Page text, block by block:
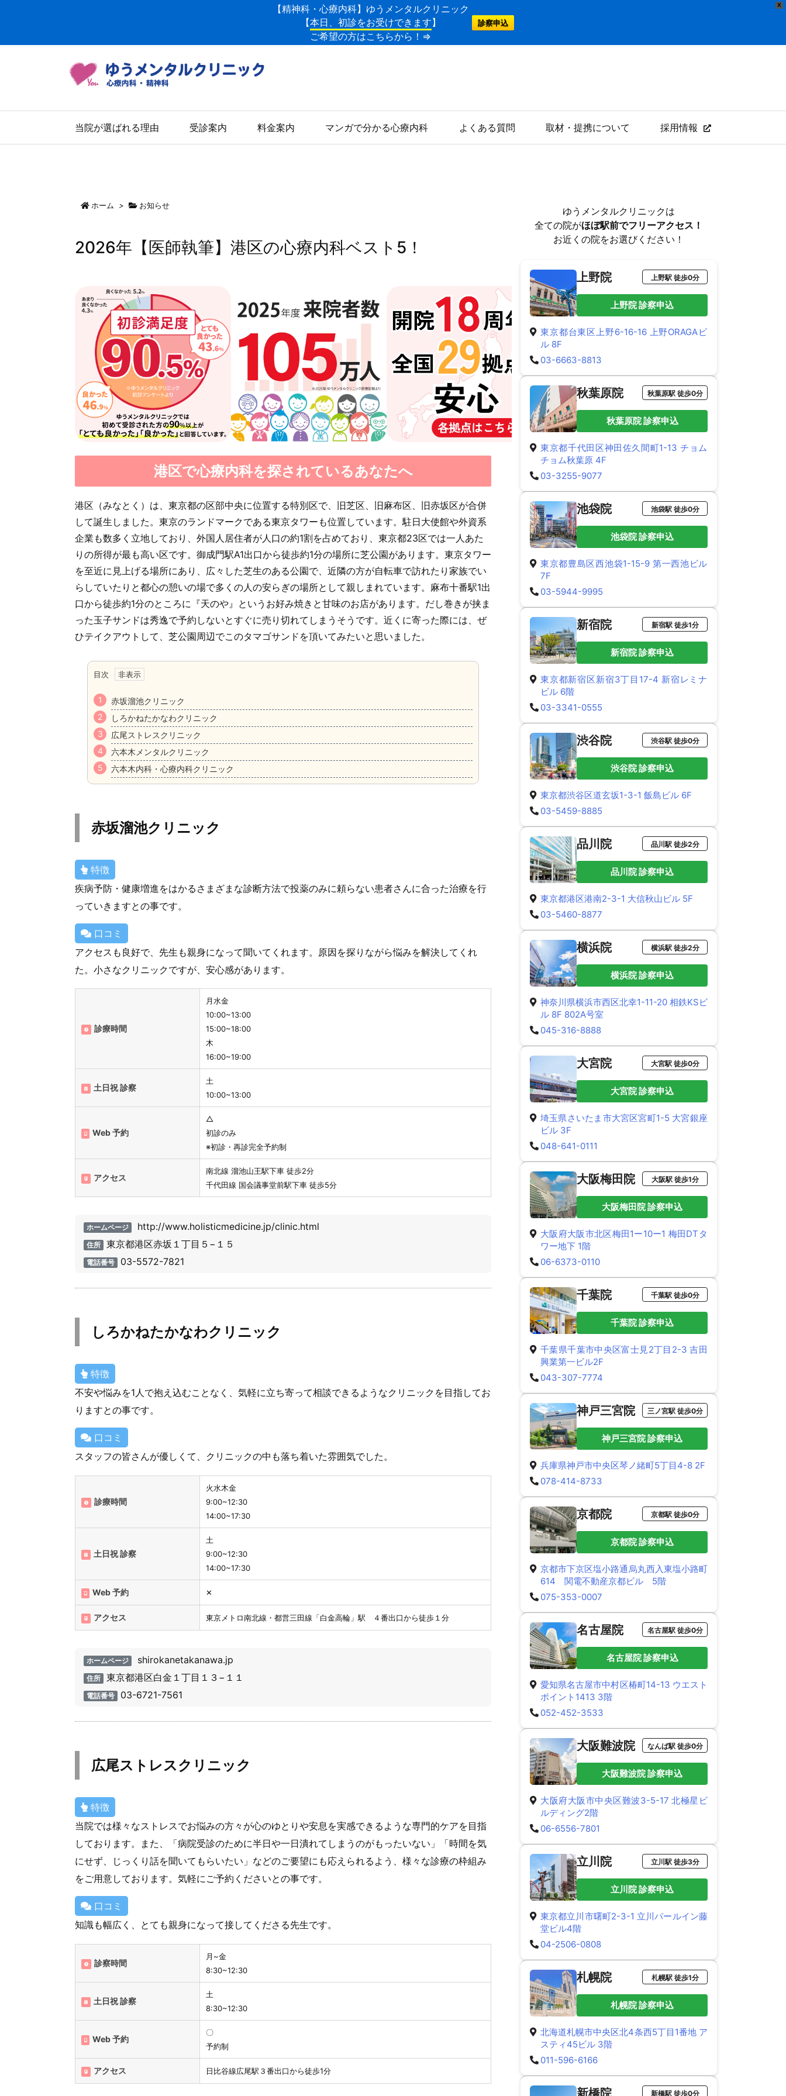
X
【精神科・心療内科】ゆうメンタルクリニック
【本日、初診をお受けできます】
ご希望の方はこちらから！⇒
診察申込
当院が選ばれる理由 受診案内 料金案内 マンガで分かる心療内科 よくある質問 取材・提携について 採用情報
ホーム > お知らせ
2026年【医師執筆】港区の心療内科ベスト5！
港区で心療内科を探されているあなたへ
港区（みなとく）は、東京都の区部中央に位置する特別区で、旧芝区、旧麻布区、旧赤坂区が合併
して誕生しました。東京のランドマークである東京タワーも位置しています。駐日大使館や外資系
企業も数多く立地しており、外国人居住者が人口の約1割を占めており、東京都23区では一人あた
りの所得が最も高い区です。御成門駅A1出口から徒歩約1分の場所に芝公園があります。東京タワー
を至近に見上げる場所にあり、広々した芝生のある公園で、近隣の方が自転車で訪れたり家族でい
らしていたりと都心の憩いの場で多くの人の安らぎの場所として親しまれています。麻布十番駅1出
口から徒歩約1分のところに『天のや』というお好み焼きと甘味のお店があります。だし巻きが挟ま
った玉子サンドは秀逸で予約しないとすぐに売り切れてしまうそうです。近くに寄った際には、ぜ
ひテイクアウトして、芝公園周辺でこのタマゴサンドを頂いてみたいと思いました。
目次
赤坂溜池クリニック
しろかねたかなわクリニック
広尾ストレスクリニック
六本木メンタルクリニック
六本木内科・心療内科クリニック
赤坂溜池クリニック
特徴
疾病予防・健康増進をはかるさまざまな診断方法で投薬のみに頼らない患者さんに合った治療を行
っていきますとの事です。
口コミ
アクセスも良好で、先生も親身になって聞いてくれます。原因を探りながら悩みを解決してくれ
た。小さなクリニックですが、安心感があります。
診療時間
月水金
10:00~13:00
15:00~18:00
木
16:00~19:00
土日祝 診察
土
10:00~13:00
Web 予約
△
初診のみ
※初診・再診完全予約制
アクセス
南北線 溜池山王駅下車 徒歩2分
千代田線 国会議事堂前駅下車 徒歩5分
ホームページ http://www.holisticmedicine.jp/clinic.html
住所 東京都港区赤坂１丁目５−１５
電話番号 03-5572-7821
しろかねたかなわクリニック
特徴
不安や悩みを1人で抱え込むことなく、気軽に立ち寄って相談できるようなクリニックを目指してお
りますとの事です。
口コミ
スタッフの皆さんが優しくて、クリニックの中も落ち着いた雰囲気でした。
診療時間
火水木金
9:00~12:30
14:00~17:30
土日祝 診察
土
9:00~12:30
14:00~17:30
Web 予約 ✕
アクセス 東京メトロ南北線・都営三田線「白金高輪」駅 ４番出口から徒歩１分
ホームページ shirokanetakanawa.jp
住所 東京都港区白金１丁目１３−１１
電話番号 03-6721-7561
広尾ストレスクリニック
特徴
当院では様々なストレスでお悩みの方々が心のゆとりや安息を実感できるような専門的ケアを目指
しております。また、「病院受診のために半日や一日潰れてしまうのがもったいない」「時間を気
にせず、じっくり話を聞いてもらいたい」などのご要望にも応えられるよう、様々な診療の枠組み
をご用意しております。気軽にご予約くださいとの事です。
口コミ
知識も幅広く、とても親身になって接してくださる先生です。
診察時間
月~金
8:30~12:30
土日祝 診察
土
8:30~12:30
Web 予約
〇
予約制
アクセス 日比谷線広尾駅３番出口から徒歩1分
ゆうメンタルクリニックは
全ての院がほぼ駅前でフリーアクセス！
お近くの院をお選びください！
上野院 上野駅 徒歩0分
上野院 診察申込
東京都台東区上野6-16-16 上野ORAGAビ
ル 8F
03-6663-8813
秋葉原院 秋葉原駅 徒歩0分
秋葉原院 診察申込
東京都千代田区神田佐久間町1-13 チョム
チョム秋葉原 4F
03-3255-9077
池袋院 池袋駅 徒歩0分
池袋院 診察申込
東京都豊島区西池袋1-15-9 第一西池ビル
7F
03-5944-9995
新宿院 新宿駅 徒歩1分
新宿院 診察申込
東京都新宿区新宿3丁目17-4 新宿レミナ
ビル 6階
03-3341-0555
渋谷院 渋谷駅 徒歩0分
渋谷院 診察申込
東京都渋谷区道玄坂1-3-1 飯島ビル 6F
03-5459-8885
品川院 品川駅 徒歩2分
品川院 診察申込
東京都港区港南2-3-1 大信秋山ビル 5F
03-5460-8877
横浜院 横浜駅 徒歩2分
横浜院 診察申込
神奈川県横浜市西区北幸1-11-20 相鉄KSビ
ル 8F 802A号室
045-316-8888
大宮院 大宮駅 徒歩0分
大宮院 診察申込
埼玉県さいたま市大宮区宮町1-5 大宮銀座
ビル 3F
048-641-0111
大阪梅田院 大阪駅 徒歩1分
大阪梅田院 診察申込
大阪府大阪市北区梅田1ー10ー1 梅田DTタ
ワー地下 1階
06-6373-0110
千葉院 千葉駅 徒歩0分
千葉院 診察申込
千葉県千葉市中央区富士見2丁目2-3 吉田
興業第一ビル2F
043-307-7774
神戸三宮院 三ノ宮駅 徒歩0分
神戸三宮院 診察申込
兵庫県神戸市中央区琴ノ緒町5丁目4-8 2F
078-414-8733
京都院 京都駅 徒歩0分
京都院 診察申込
京都市下京区塩小路通烏丸西入東塩小路町
614 関電不動産京都ビル 5階
075-353-0007
名古屋院 名古屋駅 徒歩0分
名古屋院 診察申込
愛知県名古屋市中村区椿町14-13 ウエスト
ポイント1413 3階
052-452-3533
大阪難波院 なんば駅 徒歩0分
大阪難波院 診察申込
大阪府大阪市中央区難波3-5-17 北極星ビ
ルディング2階
06-6556-7801
立川院 立川駅 徒歩3分
立川院 診察申込
東京都立川市曙町2-3-1 立川パールイン藤
堂ビル4階
04-2506-0808
札幌院 札幌駅 徒歩1分
札幌院 診察申込
北海道札幌市中央区北4条西5丁目1番地 ア
スティ45ビル 3階
011-596-6166
新橋院 新橋駅 徒歩0分